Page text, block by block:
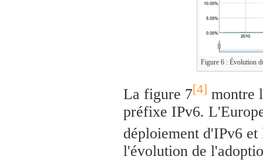
Figure 6 : Évolution
La figure 7[4] montre
préfixe IPv6.
déploiement d'IPv6
l'évolution de